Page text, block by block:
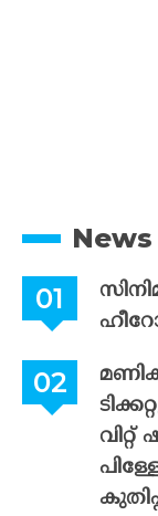
News
വിറ്റ്